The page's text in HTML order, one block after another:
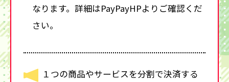
なります。詳細はPayPayHPよりご確認くだ
さい。
１つの商品やサービスを分割で決済する